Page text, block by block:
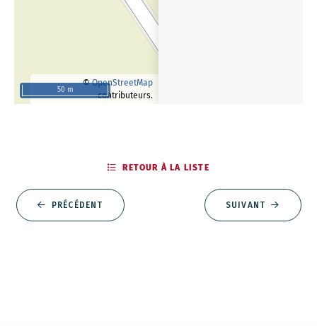
©OpenStreetMap
contributeurs.
50 m
PRÉCÉDENT
RETOUR À LA LISTE
SUIVANT